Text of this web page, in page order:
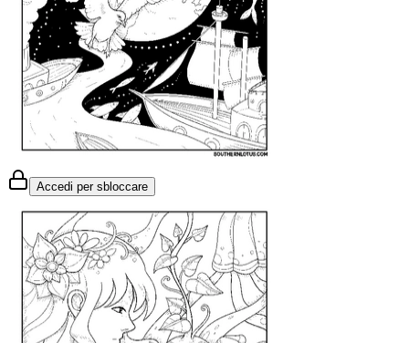
Accedi per sbloccare